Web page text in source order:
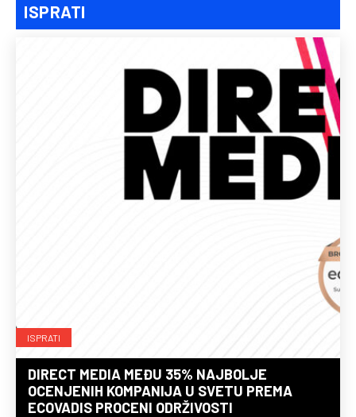
ISPRATI
ISPRATI
DIRECT MEDIA MEĐU 35% NAJBOLJE
OCENJENIH KOMPANIJA U SVETU PREMA
ECOVADIS PROCENI ODRŽIVOSTI